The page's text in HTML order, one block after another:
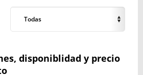
Todas
disponiblidad y precio